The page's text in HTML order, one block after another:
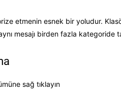
etmenin esnek bir yoludur.
mesajı birden fazla kategoride
sağ tıklayın